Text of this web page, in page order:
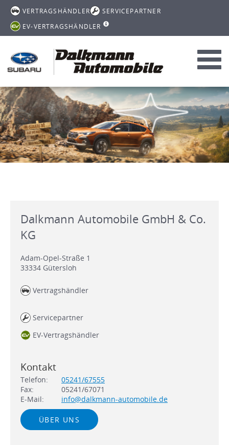
VERTRAGSHÄNDLER
SERVICEPARTNER
EV-VERTRAGSHÄNDLER
Dalkmann Automobile GmbH & Co.
KG
Adam-Opel-Straße 1
33334 Gütersloh
Vertragshändler
Servicepartner
EV-Vertragshändler
Kontakt
Telefon:
05241/67555
Fax:
05241/67071
E-Mail:
info@dalkmann-automobile.de
ÜBER UNS